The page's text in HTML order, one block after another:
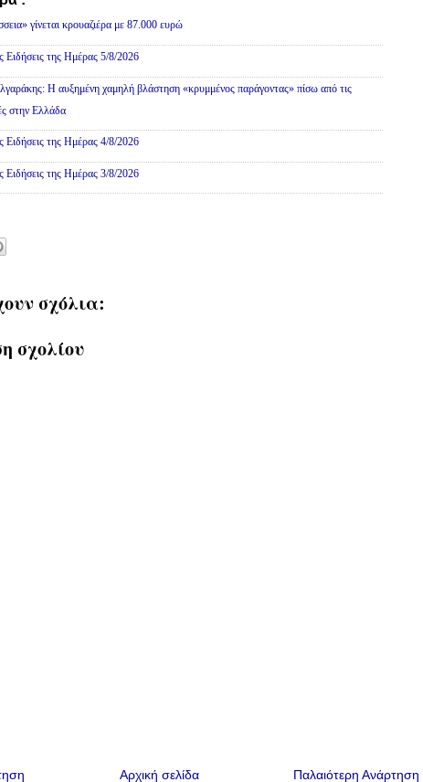
γίνεται κρουαζιέρα με 87.000 ευρώ
Ειδήσεις της Ημέρας 5/8/2026
Η αυξημένη χαμηλή βλάστηση «κρυμμένος παράγοντας» πίσω από τις
στην Ελλάδα
Ειδήσεις της Ημέρας 4/8/2026
Ειδήσεις της Ημέρας 3/8/2026
σχόλια:
σχολίου
Παλαιότερη Ανάρτηση
Αρχική σελίδα